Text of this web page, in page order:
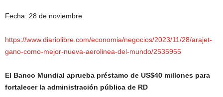
Fecha: 28 de noviembre
https://www.diariolibre.com/economia/negocios/2023/11/28/arajet-
gano-como-mejor-nueva-aerolinea-del-mundo/2535955
El Banco Mundial aprueba préstamo de US$40 millones para
fortalecer la administración pública de RD